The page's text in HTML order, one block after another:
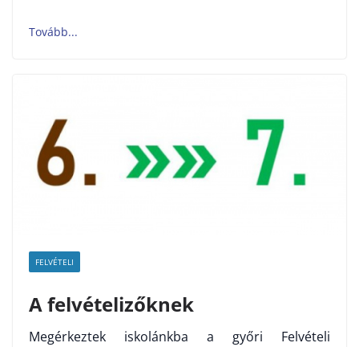
FELVÉTELI
A felvételizőknek
Megérkeztek iskolánkba a győri Felvételi